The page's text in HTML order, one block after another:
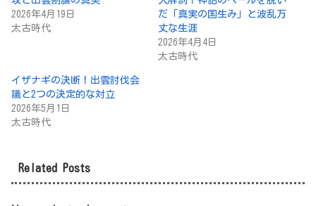
2026年4月19日
太古時代
だ「真実の国生み」と波乱万
丈な生涯
2026年4月4日
太古時代
イザナギの決断！出雲討伐会
議と2つの決定的な対立
2026年5月1日
太古時代
Related Posts